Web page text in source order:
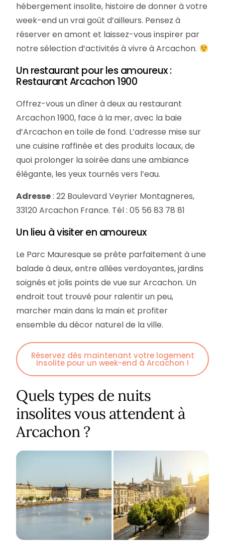
hébergement insolite, histoire de donner à votre
week-end un vrai goût d’ailleurs. Pensez à
réserver en amont et laissez-vous inspirer par
notre sélection d’activités à vivre à Arcachon.
Un restaurant pour les amoureux :
Restaurant Arcachon 1900
Offrez-vous un dîner à deux au restaurant
Arcachon 1900, face à la mer, avec la baie
d’Arcachon en toile de fond. L’adresse mise sur
une cuisine raffinée et des produits locaux, de
quoi prolonger la soirée dans une ambiance
élégante, les yeux tournés vers l’eau.
Adresse: 22 Boulevard Veyrier Montagneres,
33120 Arcachon France. Tél : 05 56 83 78 81
Un lieu à visiter en amoureux
Le Parc Mauresque se prête parfaitement à une
balade à deux, entre allées verdoyantes, jardins
soignés et jolis points de vue sur Arcachon. Un
endroit tout trouvé pour ralentir un peu,
marcher main dans la main et profiter
ensemble du décor naturel de la ville.
Réservez dès maintenant votre logement
insolite pour un week-end à Arcachon !
Quels types de nuits
insolites vous attendent à
Arcachon ?